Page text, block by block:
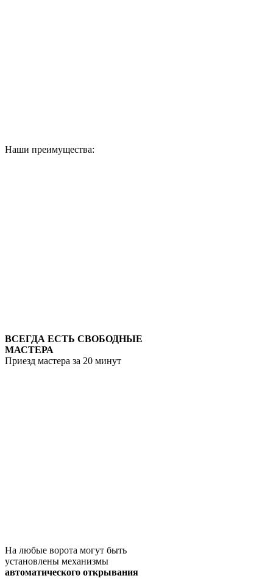
Наши преимущества:
ВСЕГДА ЕСТЬ СВОБОДНЫЕ
МАСТЕРА
Приезд мастера за 20 минут
На любые ворота могут быть
установлены механизмы
автоматического открывания